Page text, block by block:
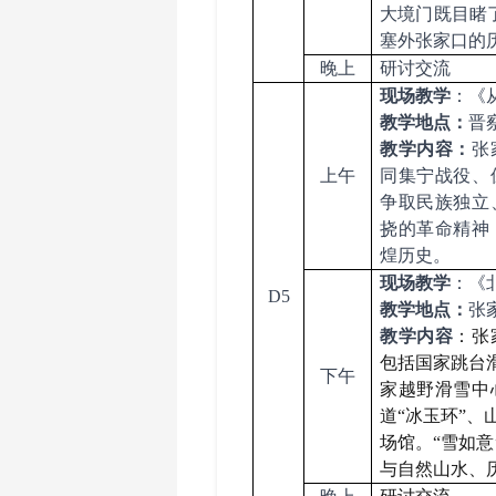
大境门既目睹
塞外张家口的
晚上
研讨交流
D5
上午
现场教学 ：
教学地点： 晋
教学内容：张
同集宁战役
争取民族独立
挠的革命精神
煌历史。
下午
现场教学 ：
教学地点： 张
教学内容 ：
包括国家跳台
家越野滑雪中
道“冰玉环”、
场馆。“雪如
与自然山水、